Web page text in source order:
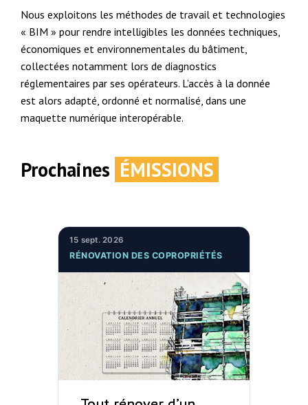
Nous exploitons les méthodes de travail et technologies
« BIM » pour rendre intelligibles les données techniques,
économiques et environnementales du bâtiment,
collectées notamment lors de diagnostics
réglementaires par ses opérateurs. L’accès à la donnée
est alors adapté, ordonné et normalisé, dans une
maquette numérique interopérable.
Prochaines ÉMISSIONS
15 sept. 2026
RÉNOVATION DES COPROPRIÉTÉS